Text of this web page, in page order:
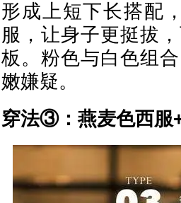
形成上短下长搭配
服，让身子更挺拔
板。粉色与白色组
嫩嫌疑。
穿法③：燕麦色西服